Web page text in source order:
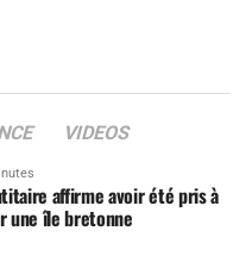
VIDEOS
affirme avoir été pris à
une île bretonne